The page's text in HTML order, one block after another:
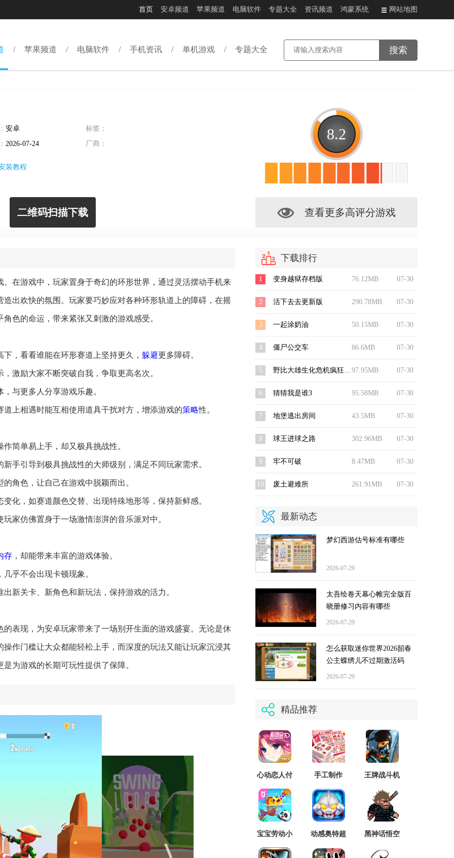
首页 安卓频道 苹果频道 电脑软件 专题大全 资讯频道 鸿蒙系统 网站地图
苹果频道 电脑软件 手机资讯 单机游戏 专题大全
安卓
标签：
2026-07-24 厂商：
装教程
二维码扫描下载
8.2
查看更多高评分游戏
。在游戏中，玩家置身于奇幻的环形世界，通过灵活摆动手机来
出欢快的氛围。玩家要巧妙应对各种环形轨道上的障碍，在摇
色的命运，带来紧张又刺激的游戏感受。
，看看谁能在环形赛道上坚持更久， 躲避更多障碍。
激励大家不断突破自我，争取更高名次。
与更多人分享游戏乐趣。
上相遇时能互相使用道具干扰对方，增添游戏的策略性。
简单易上手，却又极具挑战性。
手引导到极具挑战性的大师级别，满足不同玩家需求。
角色，让自己在游戏中脱颖而出。
化，如赛道颜色交替、出现特殊地形等，保持新鲜感。
家仿佛置身于一场激情澎湃的音乐派对中。
存 ，却能带来丰富的游戏体验。
乎不会出现卡顿现象。
新关卡、新角色和新玩法，保持游戏的活力。
表现，为安卓玩家带来了一场别开生面的游戏盛宴。无论是休
作门槛让大众都能轻松上手，而深度的玩法又能让玩家沉浸其
为游戏的长期可玩性提供了保障。
下载排行
07-30
76.12MB
1 变身越狱存档版
07-30
290.78MB
2 活下去去更新版
07-30
50.15MB
3 一起涂奶油
07-30
86.6MB
4 僵尸公交车
07-30
97.95MB
5 野比大雄生化危机疯狂的宿命
07-30
95.58MB
6 猜猜我是谁3
07-30
43.5MB
7 地堡逃出房间
07-30
302.96MB
8 球王进球之路
07-30
8.47MB
9 牢不可破
07-30
261.91MB
10 废土避难所
最新动态
梦幻西游估号标准有哪些
2026-07-29
太吾绘卷天幕心帷完全版百
晓册修习内容有哪些
2026-07-29
怎么获取迷你世界2026韶春
公主蝶绣儿不过期激活码
2026-07-29
精品推荐
心动恋人付
手工制作
王牌战斗机
宝宝劳动小
动感奥特超
黑神话悟空